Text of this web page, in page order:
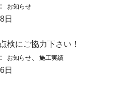
お知らせ
日
検にご協力下さい！
お知らせ 施工実績
日